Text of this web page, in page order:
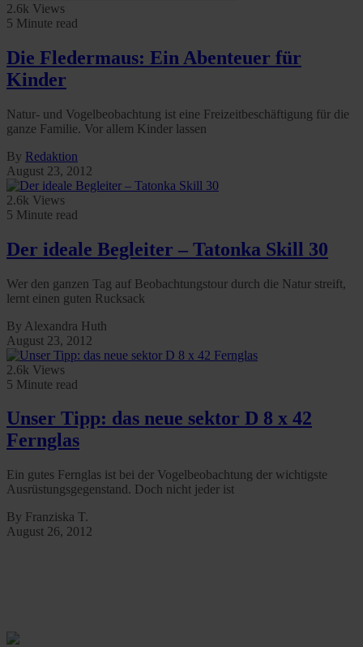
2.6k Views
5 Minute read
Die Fledermaus: Ein Abenteuer für
Kinder
Natur- und Vogelbeobachtung ist eine Freizeitbeschäftigung für die
ganze Familie. Vor allem Kinder lassen
By Redaktion
August 23, 2012
2.6k Views
5 Minute read
Der ideale Begleiter – Tatonka Skill 30
Wer den ganzen Tag auf Beobachtungstour durch die Natur streift,
lernt einen guten Rucksack
By Alexandra Huth
August 23, 2012
2.6k Views
5 Minute read
Unser Tipp: das neue sektor D 8 x 42
Fernglas
Ein gutes Fernglas ist bei der Vogelbeobachtung der wichtigste
Ausrüstungsgegenstand. Doch nicht jeder ist
By Franziska T.
August 26, 2012